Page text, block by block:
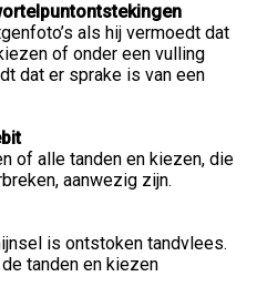
als hij vermoedt dat
of onder een vulling
dat er sprake is van een
of alle tanden en kiezen, die
aanwezig zijn.
is ontstoken tandvlees.
tanden en kiezen